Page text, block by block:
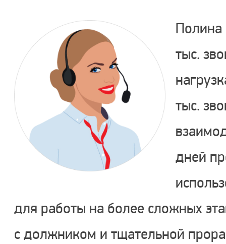
Полина
тыс.
тыс.
дней
для работы на более сложных
с должником и тщательной